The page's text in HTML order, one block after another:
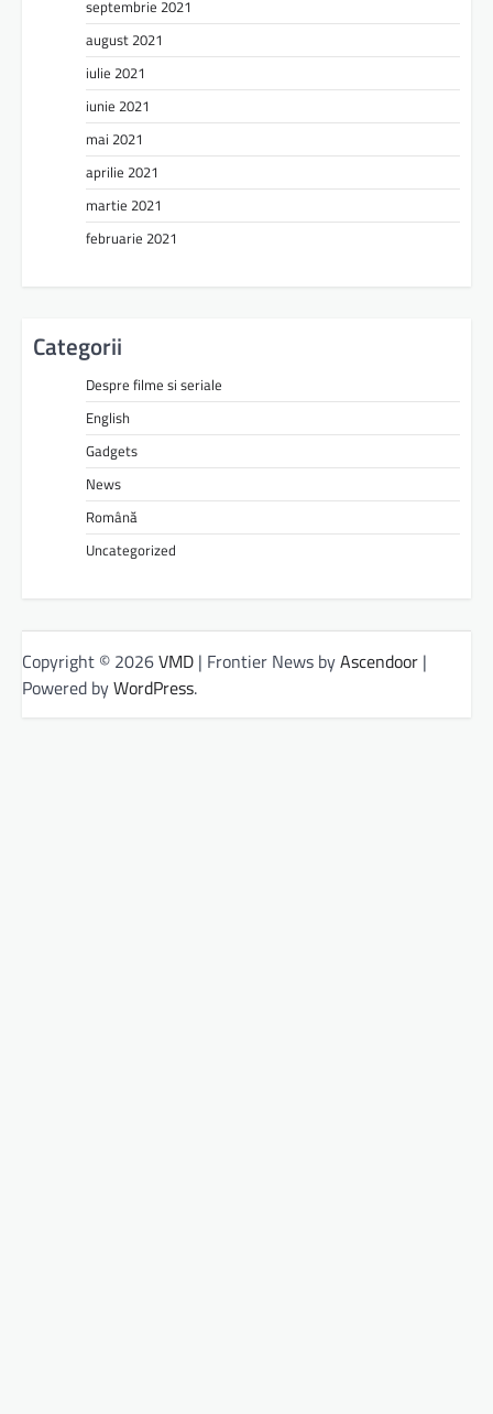
septembrie 2021
august 2021
iulie 2021
iunie 2021
mai 2021
aprilie 2021
martie 2021
februarie 2021
Categorii
Despre filme si seriale
English
Gadgets
News
Română
Uncategorized
Copyright © 2026VMD | Frontier News byAscendoor |
Powered byWordPress.